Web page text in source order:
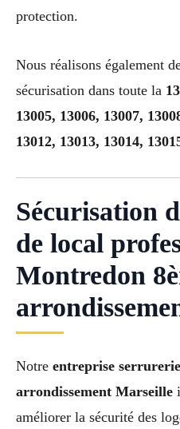
protection.
Nous réalisons également
sécurisation dans toute la
13005, 13006, 13007,
13012, 13013, 13014,
Sécurisation
de local
Montredon
Notre entreprise
arrondissement Marseille
améliorer la sécurité des